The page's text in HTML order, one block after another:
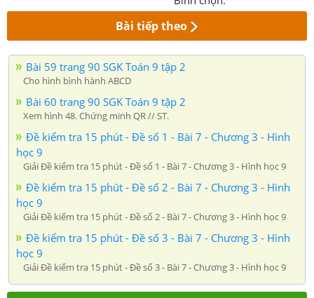
Bài tiếp theo
Bài 59 trang 90 SGK Toán 9 tập 2
Cho hình bình hành ABCD
Bài 60 trang 90 SGK Toán 9 tập 2
Xem hình 48. Chứng minh QR // ST.
Đề kiểm tra 15 phút - Đề số 1 - Bài 7 - Chương 3 - Hình
học 9
Giải Đề kiểm tra 15 phút - Đề số 1 - Bài 7 - Chương 3 - Hình học 9
Đề kiểm tra 15 phút - Đề số 2 - Bài 7 - Chương 3 - Hình
học 9
Giải Đề kiểm tra 15 phút - Đề số 2 - Bài 7 - Chương 3 - Hình học 9
Đề kiểm tra 15 phút - Đề số 3 - Bài 7 - Chương 3 - Hình
học 9
Giải Đề kiểm tra 15 phút - Đề số 3 - Bài 7 - Chương 3 - Hình học 9